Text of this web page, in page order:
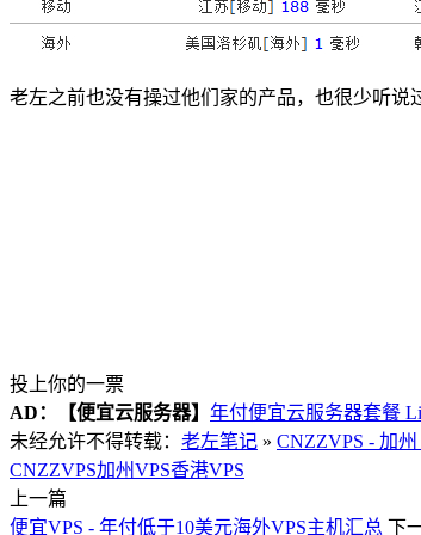
老左之前也没有操过他们家的产品，也很少听
投上你的一票
AD：
【便宜云服务器】 年付便宜云服务器套餐
未经允许不得转载： 老左笔记 » CNZZVPS - 加
CNZZVPS加州VPS香港VPS
上一篇
便宜VPS - 年付低于10美元海外VPS主机汇总 下